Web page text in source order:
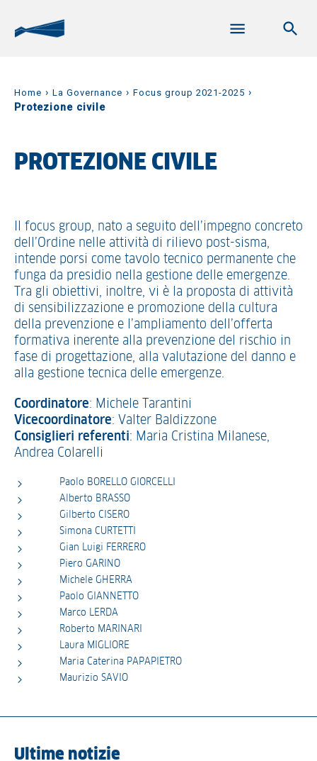
Home › La Governance › Focus group 2021-2025 ›
Protezione civile
PROTEZIONE CIVILE
Il focus group, nato a seguito dell’impegno concreto
dell’Ordine nelle attività di rilievo post-sisma,
intende porsi come tavolo tecnico permanente che
funga da presidio nella gestione delle emergenze.
Tra gli obiettivi, inoltre, vi è la proposta di attività
di sensibilizzazione e promozione della cultura
della prevenzione e l’ampliamento dell’offerta
formativa inerente alla prevenzione del rischio in
fase di progettazione, alla valutazione del danno e
alla gestione tecnica delle emergenze.
Coordinatore: Michele Tarantini
Vicecoordinatore: Valter Baldizzone
Consiglieri referenti: Maria Cristina Milanese,
Andrea Colarelli
Paolo BORELLO GIORCELLI
Alberto BRASSO
Gilberto CISERO
Simona CURTETTI
Gian Luigi FERRERO
Piero GARINO
Michele GHERRA
Paolo GIANNETTO
Marco LERDA
Roberto MARINARI
Laura MIGLIORE
Maria Caterina PAPAPIETRO
Maurizio SAVIO
Ultime notizie